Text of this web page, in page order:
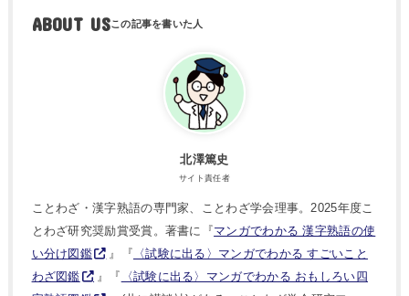
ABOUT US
北澤篤史
サイト責任者
ことわざ・漢字熟語の専門家、ことわざ学会理事。2025年度こ
とわざ研究奨励賞受賞。著書に『マンガでわかる 漢字熟語の使
い分け図鑑
』『 〈試験に出る〉マンガでわかる すごいこと
わざ図鑑
』『
〈試験に出る〉マンガでわかる おもしろい四